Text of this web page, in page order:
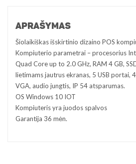
APRAŠYMAS
Šiolaikiškas išskirtinio dizaino POS
Kompiuterio parametrai – procesorius
Quad Core up to 2.0 GHz, RAM 4 GB,
lietimams jautrus ekranas, 5 USB portai,
VGA, audio jungtis, IP 54 atsparumas.
OS Windows 10 IOT
Kompiuteris yra juodos spalvos
Garantija 36 mėn.